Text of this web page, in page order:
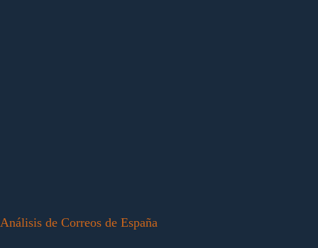
Análisis de Correos de España